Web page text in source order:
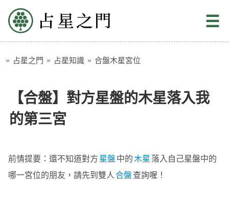
占星之門 ☰
» 占星之門 » 占星知識 » 合盤木星宮位
【合盤】對方星盤的木星落入我
的第三宮
前情提要：還不知道對方星盤中的木星 落入自己星盤中的
哪一宮位的朋友，請先到雙人合盤查詢喔！